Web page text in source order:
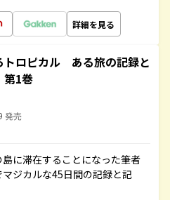
詳細を見る
トロピカル ある旅の記録と
1巻
発売
に滞在することになった筆者
ジカルな45日間の記録と記